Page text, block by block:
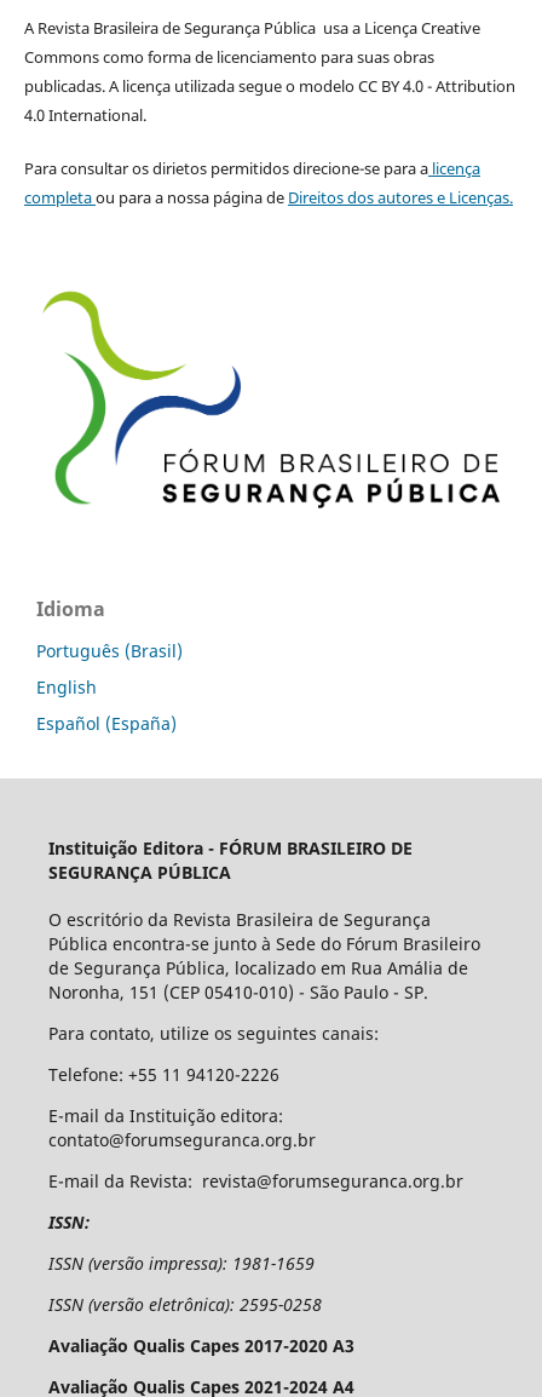
A Revista Brasileira de Segurança Pública usa a Licença Creative
Commons como forma de licenciamento para suas obras
publicadas. A licença utilizada segue o modelo CC BY 4.0 - Attribution
4.0 International.
Para consultar os dirietos permitidos direcione-se para alicença
completaou para a nossa página de Direitos dos autores e Licenças.
Idioma
Português (Brasil)
English
Español (España)
Instituição Editora - FÓRUM BRASILEIRO DE
SEGURANÇA PÚBLICA
O escritório da Revista Brasileira de Segurança
Pública encontra-se junto à Sede do Fórum Brasileiro
de Segurança Pública, localizado em Rua Amália de
Noronha, 151 (CEP 05410-010) - São Paulo - SP.
Para contato, utilize os seguintes canais:
Telefone: +55 11 94120-2226
E-mail da Instituição editora:
contato@forumseguranca.org.br
E-mail da Revista: revista@forumseguranca.org.br
ISSN:
ISSN (versão impressa): 1981-1659
ISSN (versão eletrônica): 2595-0258
Avaliação Qualis Capes 2017-2020 A3
Avaliação Qualis Capes 2021-2024 A4